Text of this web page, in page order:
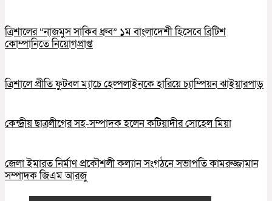
ত্রিশালের “নাজমুস সাকিব ধ্রুব” ১ম বাংলাদেশী হিসেবে ব্রিটিশ
কোম্পানিতে নিয়োগপ্রাপ্ত
ত্রিশালে প্রীতি ফুটবল ম্যাচে হেল্পলাইনকে হারিয়ে চ্যাম্পিয়ন ঝাইয়ারপাড়
কেন্দ্রীয় ছাত্রলীগের সহ-সম্পাদক হলেন কটিয়াদীর সোহেল মিয়া
জেলা ইমারত নির্মাণ প্রকৌশলী কল্যান সংগঠনে সভাপতি কামরুজ্জামান
সম্পাদক জিএম আরজু